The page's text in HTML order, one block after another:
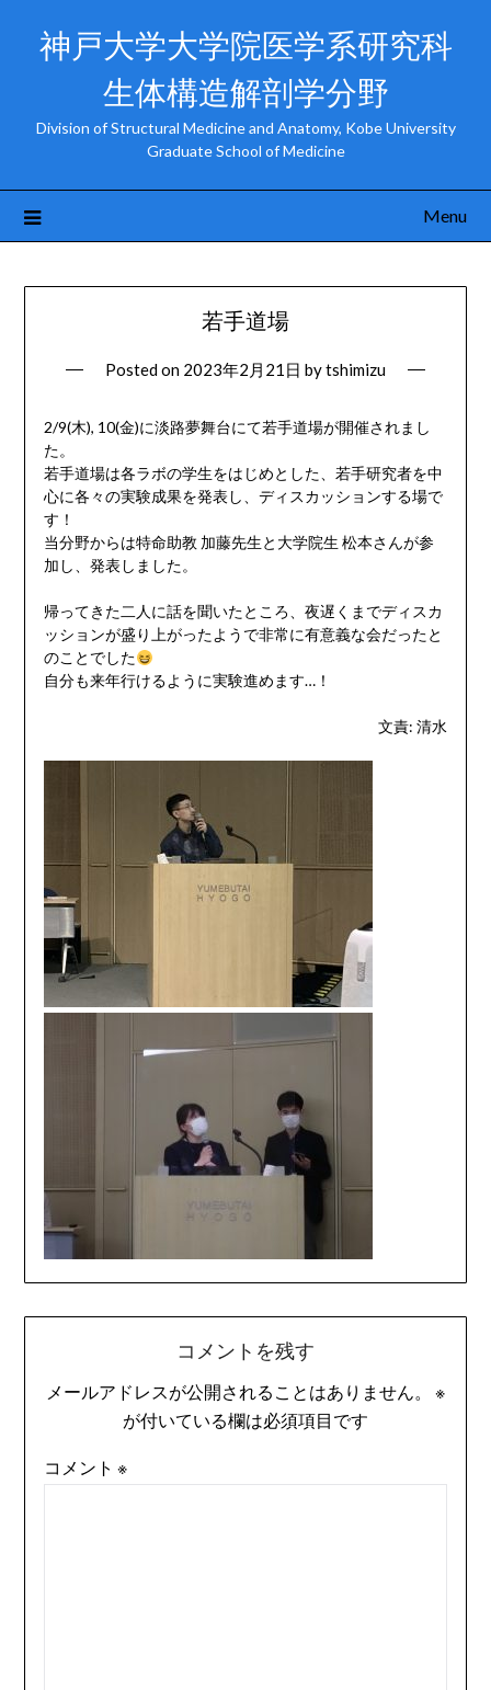
神戸大学大学院医学系研究科
生体構造解剖学分野
Division of Structural Medicine and Anatomy, Kobe University
Graduate School of Medicine
Menu
若手道場
Posted on 2023年2月21日 bytshimizu
2/9(木), 10(金)に淡路夢舞台にて若手道場が開催されまし
た。
若手道場は各ラボの学生をはじめとした、若手研究者を中
心に各々の実験成果を発表し、ディスカッションする場で
す！
当分野からは特命助教 加藤先生と大学院生 松本さんが参
加し、発表しました。
帰ってきた二人に話を聞いたところ、夜遅くまでディスカ
ッションが盛り上がったようで非常に有意義な会だったと
のことでした
自分も来年行けるように実験進めます…！
文責: 清水
コメントを残す
メールアドレスが公開されることはありません。
※
が付いている欄は必須項目です
コメント ※